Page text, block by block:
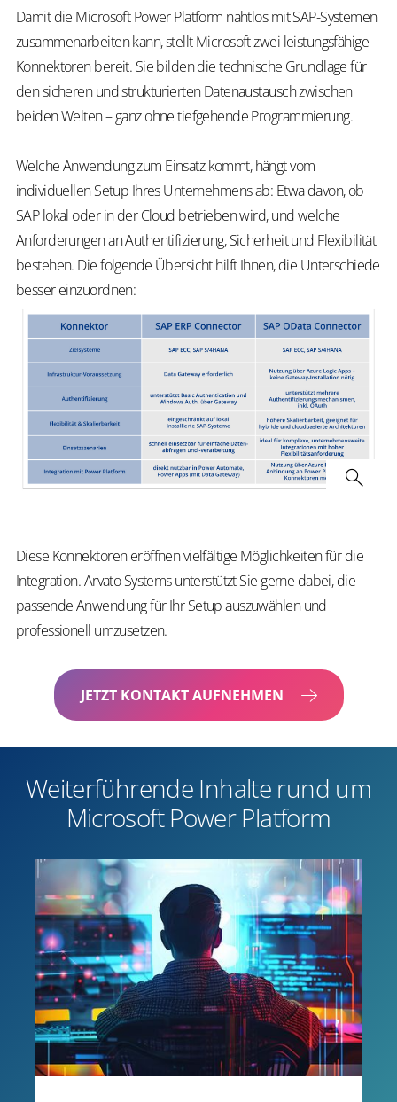
Damit die Microsoft Power Platform nahtlos mit SAP-Systemen
zusammenarbeiten kann, stellt Microsoft zwei leistungsfähige
Konnektorenbereit. Sie bilden die technische Grundlage für
den sicheren und strukturierten Datenaustausch zwischen
beiden Welten – ganz ohne tiefgehende Programmierung.
Welche Anwendung zum Einsatz kommt, hängt vom
individuellen Setup Ihres Unternehmens ab: Etwa davon, ob
SAP lokal oder in der Cloud betrieben wird, und welche
Anforderungen an Authentifizierung, Sicherheit und Flexibilität
bestehen. Die folgende Übersicht hilft Ihnen, die Unterschiede
besser einzuordnen:
Diese Konnektoren eröffnen vielfältige Möglichkeiten für die
Integration. Arvato Systems unterstützt Sie gerne dabei, die
passende Anwendung für Ihr Setup auszuwählen und
professionell umzusetzen.
JETZT KONTAKT AUFNEHMEN
Weiterführende Inhalte rund um
Microsoft Power Platform